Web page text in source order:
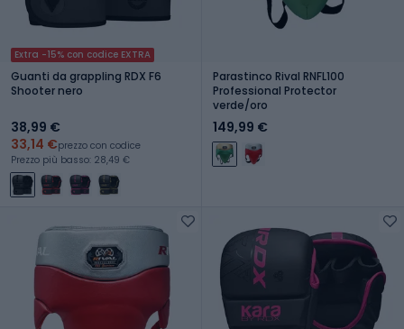
Extra -15% con codice EXTRA
Guanti da grappling RDX F6
Shooter nero
38,99 €
33,14 €prezzo con codice
Prezzo più basso: 28,49 €
Parastinco Rival RNFL100
Professional Protector
verde/oro
149,99 €